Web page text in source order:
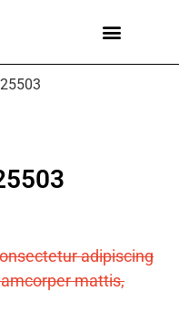
adipiscing
mattis,